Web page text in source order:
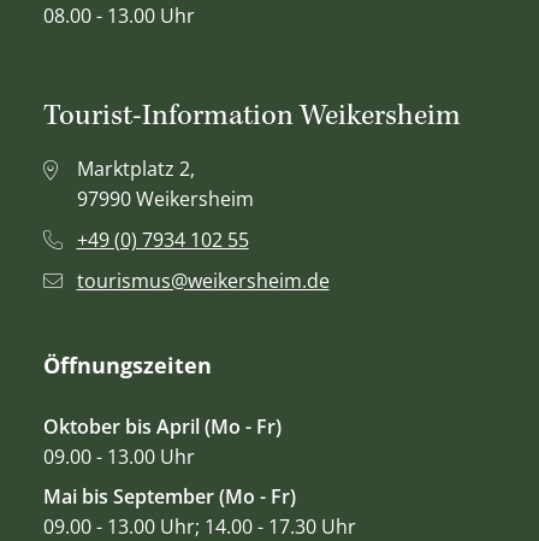
08.00 - 13.00 Uhr
Tourist-Information Weikersheim
Marktplatz 2,
97990 Weikersheim
+49 (0) 7934 102 55
tourismus@weikersheim.de
Öffnungszeiten
Oktober bis April (Mo - Fr)
09.00 - 13.00 Uhr
Mai bis September (Mo - Fr)
09.00 - 13.00 Uhr; 14.00 - 17.30 Uhr